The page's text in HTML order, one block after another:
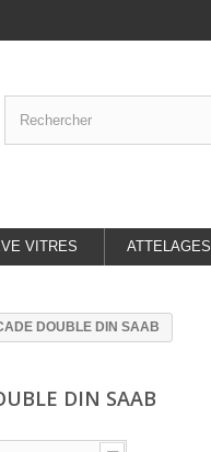
VITRES ATTELAGES
DOUBLE DIN SAAB
DIN SAAB